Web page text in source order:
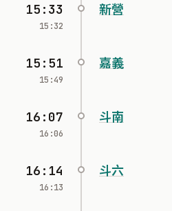
15:33
15:32
新營
15:51
15:49
嘉義
16:07
16:06
斗南
16:14
16:13
斗六